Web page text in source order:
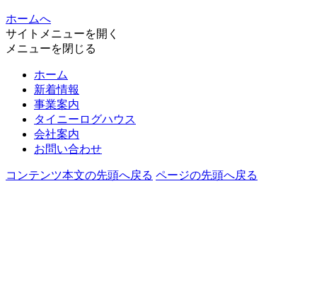
ホームへ
サイトメニューを開く
メニューを閉じる
ホーム
新着情報
事業案内
タイニーログハウス
会社案内
お問い合わせ
コンテンツ本文の先頭へ戻る ページの先頭へ戻る